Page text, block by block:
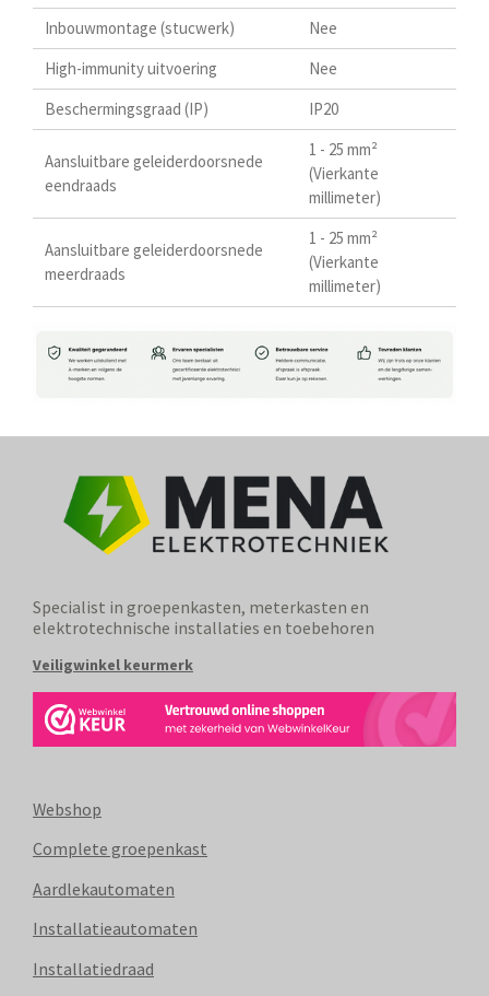
Inbouwmontage (stucwerk)
Nee
High-immunity uitvoering
Nee
Beschermingsgraad (IP)
IP20
Aansluitbare geleiderdoorsnede
eendraads
1 - 25 mm²
(Vierkante
millimeter)
Aansluitbare geleiderdoorsnede
meerdraads
1 - 25 mm²
(Vierkante
millimeter)
Specialist in groepenkasten, meterkasten en
elektrotechnische installaties en toebehoren
Veiligwinkel keurmerk
Webshop
Complete groepenkast
Aardlekautomaten
Installatieautomaten
Installatiedraad